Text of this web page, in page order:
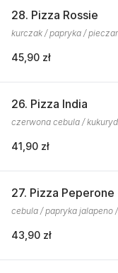
28. Pizza Rossie
kurczak / papryka /
45,90 zł
26. Pizza India
czerwona cebula /
41,90 zł
27. Pizza Peperone
cebula / papryka jalapeno
43,90 zł